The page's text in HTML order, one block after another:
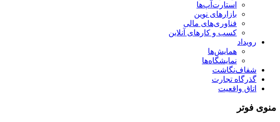
استارت‌آپ‌ها
بازارهای نوین
فناوری‌های مالی
کسب و کارهای آنلاین
رویداد
همایش‌ها
نمایشگاه‌ها
شفاف‌نگاشت
گذرگاه تجارت
اتاق واقعیت
منوی فوتر